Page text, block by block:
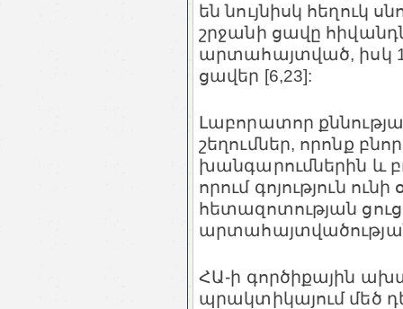
են նույնիսկ հեղուկ
շրջանի ցավը
արտահայտված, իսկ
ցավեր [6,23]:
Լաբորատոր
շեղումներ, որոնք
խանգարումներին և
որում գոյություն
հետազոտության
ՀԱ-ի գործիքային
պրակտիկայում մեծ